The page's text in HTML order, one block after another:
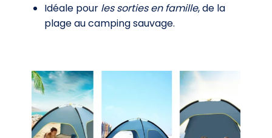
Idéale pour les sorties en famille, de la
plage au camping sauvage.